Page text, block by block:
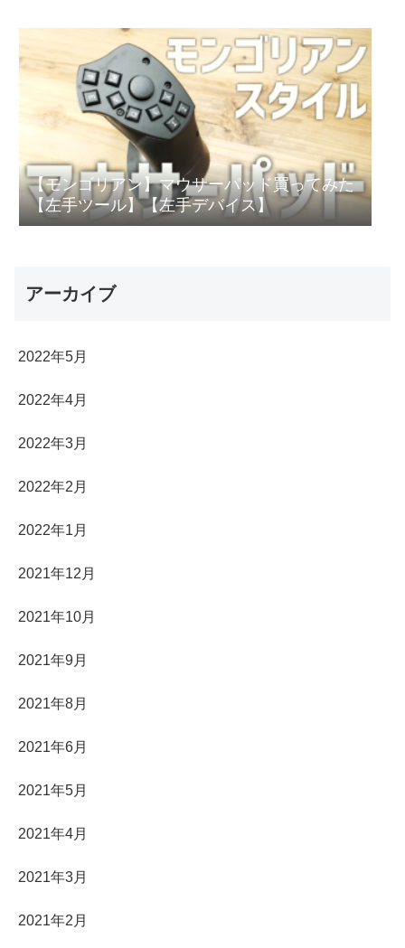
【モンゴリアン】マウサーパッド買ってみた
【左手ツール】【左手デバイス】
アーカイブ
2022年5月
2022年4月
2022年3月
2022年2月
2022年1月
2021年12月
2021年10月
2021年9月
2021年8月
2021年6月
2021年5月
2021年4月
2021年3月
2021年2月